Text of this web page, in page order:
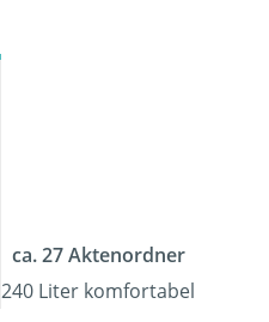
ca. 27 Aktenordner
240 Liter komfortabel